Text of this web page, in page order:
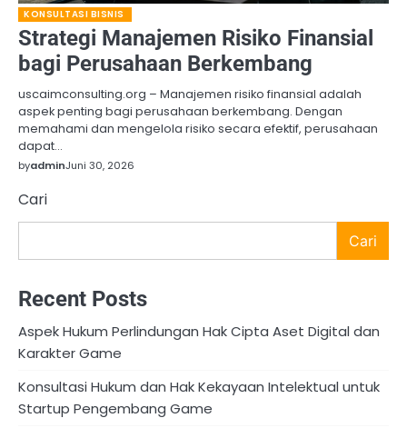
KONSULTASI BISNIS
Strategi Manajemen Risiko Finansial
bagi Perusahaan Berkembang
uscaimconsulting.org – Manajemen risiko finansial adalah
aspek penting bagi perusahaan berkembang. Dengan
memahami dan mengelola risiko secara efektif, perusahaan
dapat…
byadminJuni 30, 2026
Cari
Cari
Recent Posts
Aspek Hukum Perlindungan Hak Cipta Aset Digital dan
Karakter Game
Konsultasi Hukum dan Hak Kekayaan Intelektual untuk
Startup Pengembang Game